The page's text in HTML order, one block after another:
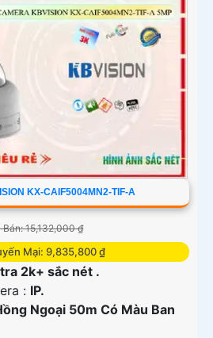
KX-CAIF5004MN2-TIF-A
Bán: 15,132,000 ₫
Mại: 9,835,800 ₫
2k+ sắc nét .
: IP.
Ngoại 50m Có Màu Ban